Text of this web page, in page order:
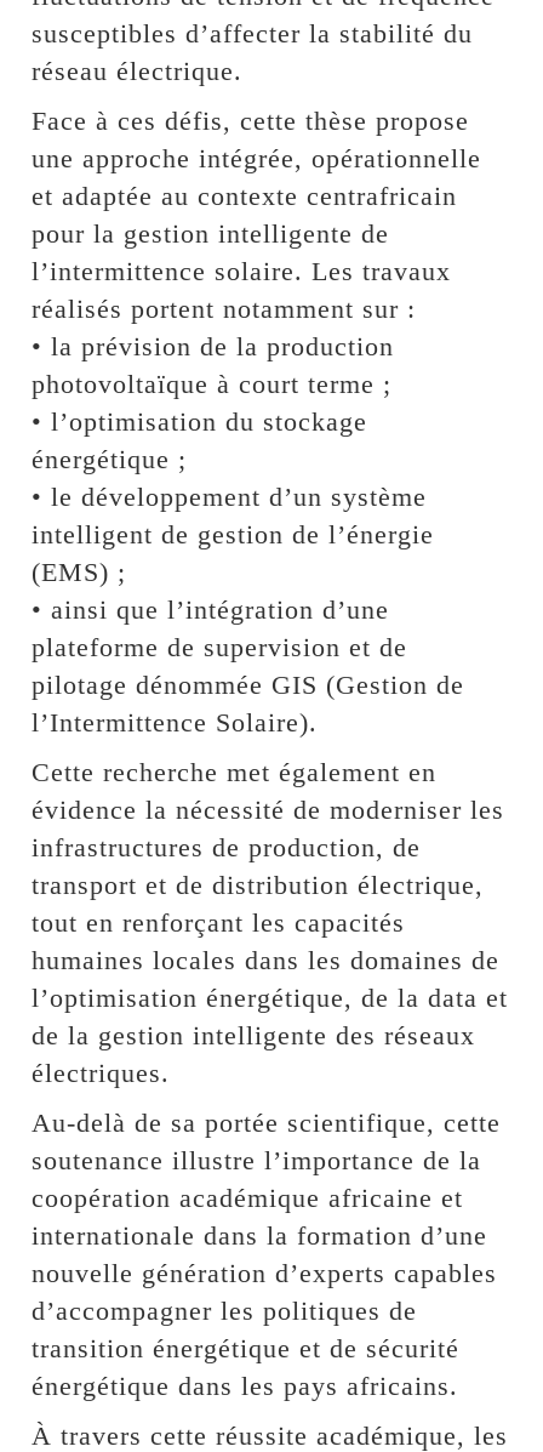
susceptibles d’affecter la stabilité du
réseau électrique.
Face à ces défis, cette thèse propose
une approche intégrée, opérationnelle
et adaptée au contexte centrafricain
pour la gestion intelligente de
l’intermittence solaire. Les travaux
réalisés portent notamment sur :
• la prévision de la production
photovoltaïque à court terme ;
• l’optimisation du stockage
énergétique ;
• le développement d’un système
intelligent de gestion de l’énergie
(EMS) ;
• ainsi que l’intégration d’une
plateforme de supervision et de
pilotage dénommée GIS (Gestion de
l’Intermittence Solaire).
Cette recherche met également en
évidence la nécessité de moderniser les
infrastructures de production, de
transport et de distribution électrique,
tout en renforçant les capacités
humaines locales dans les domaines de
l’optimisation énergétique, de la data et
de la gestion intelligente des réseaux
électriques.
Au-delà de sa portée scientifique, cette
soutenance illustre l’importance de la
coopération académique africaine et
internationale dans la formation d’une
nouvelle génération d’experts capables
d’accompagner les politiques de
transition énergétique et de sécurité
énergétique dans les pays africains.
À travers cette réussite académique, les